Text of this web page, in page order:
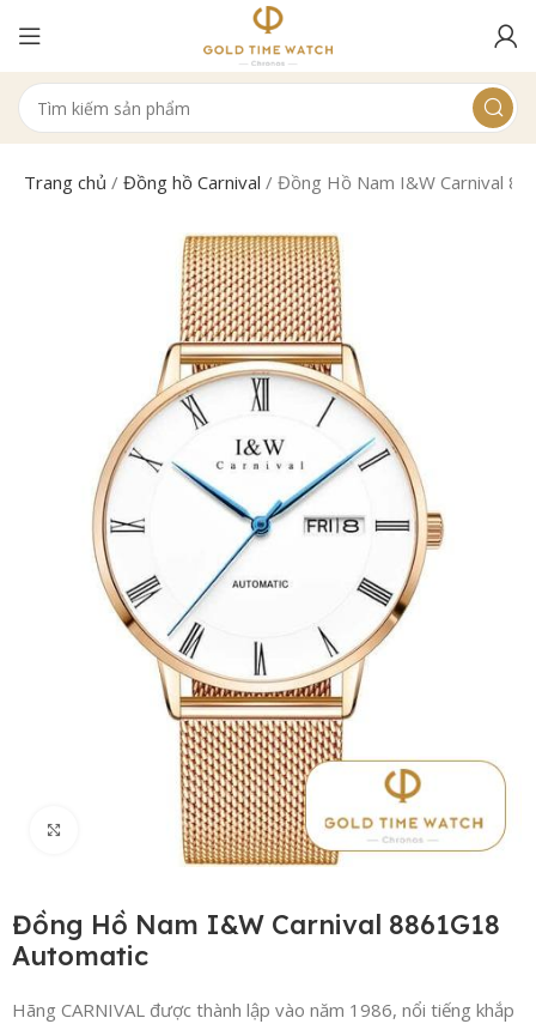
Trang chủ /Đồng hồ Carnival /Đồng Hồ Nam I&W Carnival
Click to enlarge
Đồng Hồ Nam I&W Carnival 8861G18
Automatic
Hãng CARNIVAL được thành lập vào năm 1986, nổi tiếng khắp